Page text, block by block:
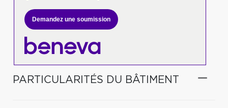
Demandez une soumission
PARTICULARITÉS DU BÂTIMENT